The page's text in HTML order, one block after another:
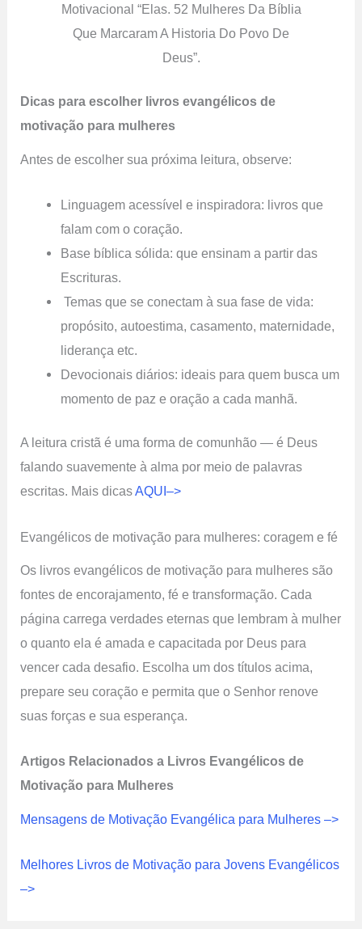
Motivacional “Elas. 52 Mulheres Da Bíblia
Que Marcaram A Historia Do Povo De
Deus”.
Dicas para escolher livros evangélicos de
motivação para mulheres
Antes de escolher sua próxima leitura, observe:
Linguagem acessível e inspiradora: livros que
falam com o coração.
Base bíblica sólida: que ensinam a partir das
Escrituras.
️ Temas que se conectam à sua fase de vida:
propósito, autoestima, casamento, maternidade,
liderança etc.
Devocionais diários: ideais para quem busca um
momento de paz e oração a cada manhã.
A leitura cristã é uma forma de comunhão — é Deus
falando suavemente à alma por meio de palavras
escritas. Mais dicasAQUI–>
Evangélicos de motivação para mulheres: coragem e fé
Os livros evangélicos de motivação para mulheres são
fontes de encorajamento, fé e transformação. Cada
página carrega verdades eternas que lembram à mulher
o quanto ela é amada e capacitada por Deus para
vencer cada desafio. Escolha um dos títulos acima,
prepare seu coração e permita que o Senhor renove
suas forças e sua esperança.
Artigos Relacionados a Livros Evangélicos de
Motivação para Mulheres
Mensagens de Motivação Evangélica para Mulheres –>
Melhores Livros de Motivação para Jovens Evangélicos
–>